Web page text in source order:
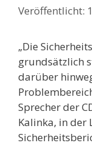
„Die
grundsätzlich
darüber
Sprecher der
Kalinka, in der